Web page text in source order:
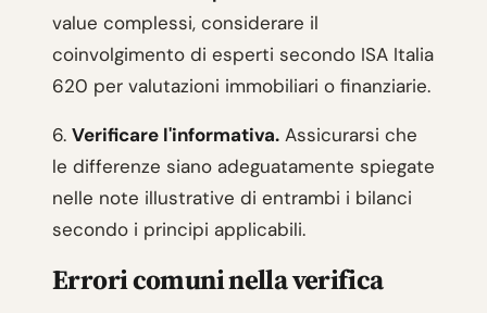
value complessi, considerare il
coinvolgimento di esperti secondo ISA Italia
620 per valutazioni immobiliari o finanziarie.
6. Verificare l'informativa. Assicurarsi che
le differenze siano adeguatamente spiegate
nelle note illustrative di entrambi i bilanci
secondo i principi applicabili.
Errori comuni nella verifica